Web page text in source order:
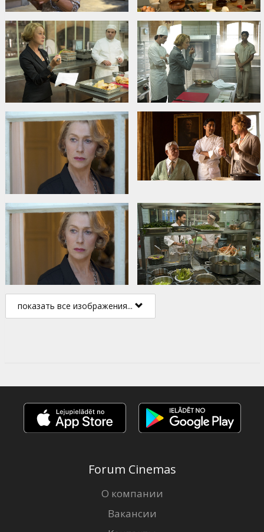
показать все изображения...
Forum Cinemas
О компании
Вакансии